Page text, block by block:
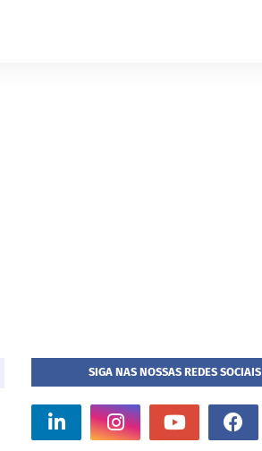
SIGA NAS NOSSAS REDES SOCIAIS